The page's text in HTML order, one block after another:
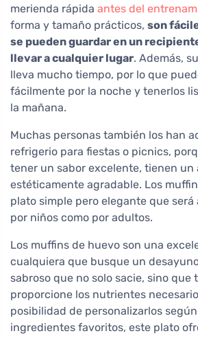
merienda rápida antes del
forma y tamaño prácticos, son
se pueden guardar en un
llevar a cualquier lugar. Además,
lleva mucho tiempo, por lo que
fácilmente por la noche y tenerlos
la mañana.
Muchas personas también los han
refrigerio para fiestas o picnics,
tener un sabor excelente, tienen un
estéticamente agradable. Los
plato simple pero elegante que
por niños como por adultos.
Los muffins de huevo son una
cualquiera que busque un
sabroso que no solo sacie, sino que
proporcione los nutrientes
posibilidad de personalizarlos
ingredientes favoritos, este plato